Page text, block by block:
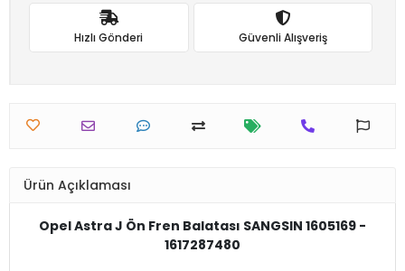
Hızlı Gönderi Güvenli Alışveriş
Ürün Açıklaması
Opel Astra J Ön Fren Balatası SANGSIN 1605169 -
1617287480